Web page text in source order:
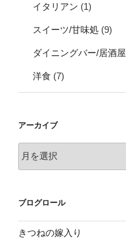
イタリアン (1)
スイーツ/甘味処 (9)
ダイニングバー/居酒屋
洋食 (7)
アーカイブ
ー
ブ
ブログロール
きつねの嫁入り